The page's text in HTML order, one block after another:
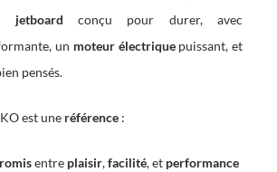
jetboard conçu pour durer, avec
un moteur électriquepuissant, et
pensés.
est une référence :
entre plaisir,facilité, et performance